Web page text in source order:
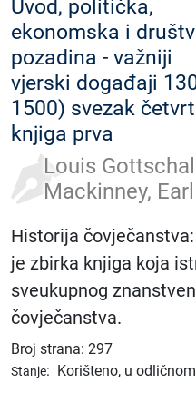
Uvod, politička,
ekonomska i
pozadina - važniji
vjerski događaji
1500) svezak
knjiga prva
Louis
Mackinney,
Historija
je zbirka knjiga koja
sveukupnog
čovječanstva.
Broj strana: 297
Stanje: Korišteno, u